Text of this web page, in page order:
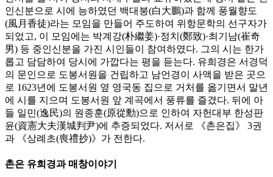
인신분으로 시에 능하였던 백대붕(白大鵬)과 함께 풍월향도
(風月香徒)라는 모임을 만들어 주도하여 위항문학의 선구자가
되었고, 이 모임에는 박계강(朴繼姜)·정치(鄭致)·최기남(崔奇
男) 등 중인신분을 가진 시인들이 참여하였다. 그의 시는 한가
롭고 담담하여 당시에 가깝다는 평을 듣는다. 유희경은 서경덕
의 문인으로 도봉서원을 건립하고 남언경이 사액을 받은 곳으
로 1623년에 도봉서원 옆 영국동 집으로 거처를 옮기면서 말년
에 시를 지으며 도봉서원 앞 계곡에서 풍류를 즐겼다. 뒤에 아
들 일민(逸民)의 원종훈(原從勳)으로 인하여 자헌대부 한성판
윤(資憲大夫漢城判尹)에 추증되었다. 저서로 《촌은집》 3권
과 《상례초(喪禮抄)》가 전한다.
촌은 유희경과 매창이야기